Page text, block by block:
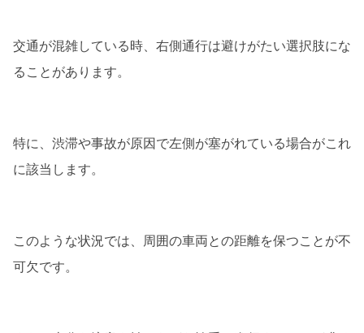
交通が混雑している時、右側通行は避けがたい選択肢にな
ることがあります。
特に、渋滞や事故が原因で左側が塞がれている場合がこれ
に該当します。
このような状況では、周囲の車両との距離を保つことが不
可欠です。